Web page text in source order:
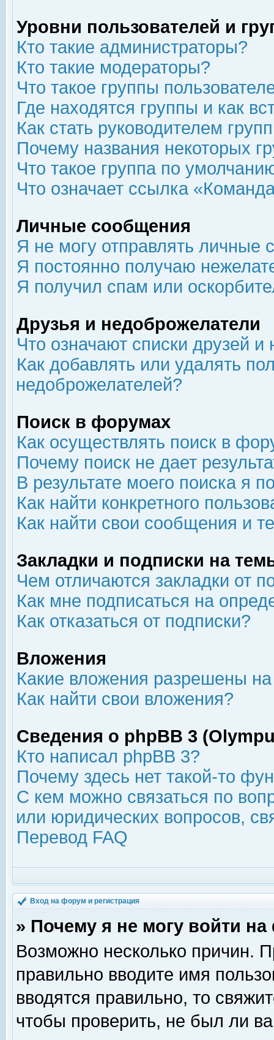
Уровни пользователей и
Кто такие администраторы?
Кто такие модераторы?
Что такое группы
Где находятся группы и как
Как стать руководителем
Почему названия некоторых
Что такое группа по
Что означает ссылка
Личные сообщения
Я не могу отправлять личные
Я постоянно получаю
Я получил спам или
Друзья и недоброжелатели
Что означают списки друзей
Как добавлять или удалять
недоброжелателей?
Поиск в форумах
Как осуществлять поиск в
Почему поиск не дает
В результате моего поиска я
Как найти конкретного
Как найти свои сообщения и
Закладки и подписки на
Чем отличаются закладки от
Как мне подписаться на
Как отказаться от подписки?
Вложения
Какие вложения разрешены
Как найти свои вложения?
Сведения о phpBB 3
Кто написал phpBB 3?
Почему здесь нет такой-то
С кем можно связаться по
или юридических вопросов,
Перевод FAQ
Вход на форум и регистрация
» Почему я не могу войти
Возможно несколько причин.
правильно вводите имя
вводятся правильно, то
чтобы проверить, не был ли